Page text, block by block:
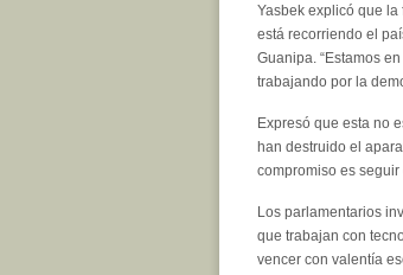
Yasbek explicó que
está recorriendo el
Guanipa. “Estamos
trabajando por la
Expresó que esta no
han destruido el
compromiso es
Los parlamentarios
que trabajan con
vencer con valentía